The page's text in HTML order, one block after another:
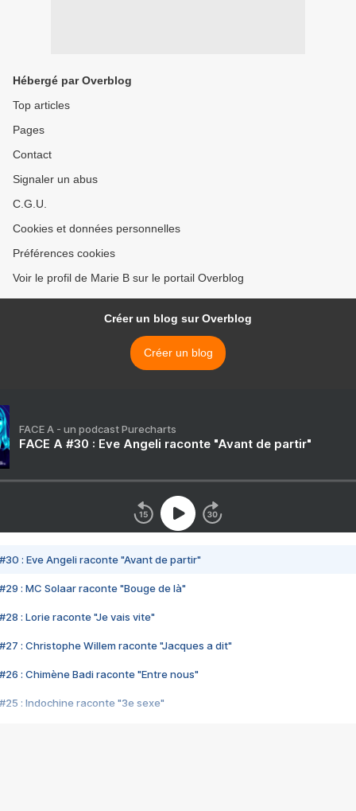
Hébergé par Overblog
Top articles
Pages
Contact
Signaler un abus
C.G.U.
Cookies et données personnelles
Préférences cookies
Voir le profil de Marie B sur le portail Overblog
Créer un blog sur Overblog
Créer un blog
FACE A - un podcast Purecharts
FACE A #30 : Eve Angeli raconte "Avant de partir"
#30 : Eve Angeli raconte "Avant de partir"
#29 : MC Solaar raconte "Bouge de là"
#28 : Lorie raconte "Je vais vite"
#27 : Christophe Willem raconte "Jacques a dit"
#26 : Chimène Badi raconte "Entre nous"
#25 : Indochine raconte "3e sexe"